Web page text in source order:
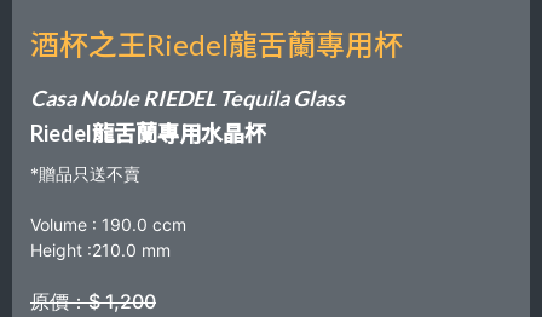
酒杯之王Riedel龍舌蘭專用杯
Casa Noble RIEDEL Tequila Glass
Riedel龍舌蘭專用水晶杯
*贈品只送不賣
Volume : 190.0 ccm
Height :210.0 mm
原價：$ 1,200